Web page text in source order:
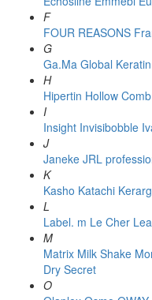
F
FOUR REASONS
G
Ga.Ma Global Keratin
H
Hipertin Hollow Comb
I
Insight Invisibobble
J
Janeke JRL
K
Kasho Katachi
L
Label. m Le Cher
M
Matrix Milk Shake
Dry Secret
O